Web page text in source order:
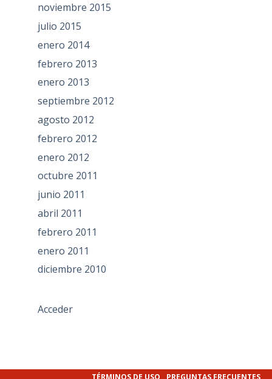
noviembre 2015
julio 2015
enero 2014
febrero 2013
enero 2013
septiembre 2012
agosto 2012
febrero 2012
enero 2012
octubre 2011
junio 2011
abril 2011
febrero 2011
enero 2011
diciembre 2010
Acceder
TÉRMINOS DE USO PREGUNTAS FRECUENTES